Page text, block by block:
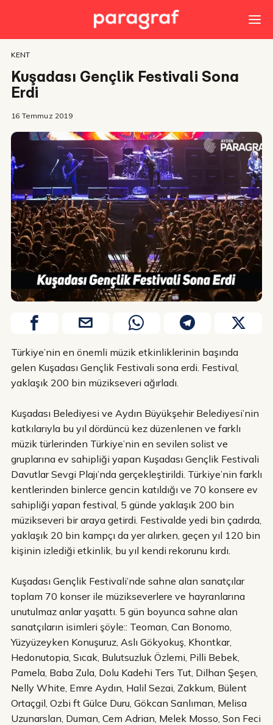
KENT
Kuşadası Gençlik Festivali Sona
Erdi
16 Temmuz 2019
Türkiye’nin en önemli müzik etkinliklerinin başında
gelen Kuşadası Gençlik Festivali sona erdi. Festival,
yaklaşık 200 bin müzikseveri ağırladı.
Kuşadası Belediyesi ve Aydın Büyükşehir Belediyesi’nin
katkılarıyla bu yıl dördüncü kez düzenlenen ve farklı
müzik türlerinden Türkiye’nin en sevilen solist ve
gruplarına ev sahipliği yapan Kuşadası Gençlik Festivali
Davutlar Sevgi Plajı’nda gerçekleştirildi. Türkiye’nin farklı
kentlerinden binlerce gencin katıldığı ve 70 konsere ev
sahipliği yapan festival, 5 günde yaklaşık 200 bin
müzikseveri bir araya getirdi. Festivalde yedi bin çadırda,
yaklaşık 20 bin kampçı da yer alırken, geçen yıl 120 bin
kişinin izlediği etkinlik, bu yıl kendi rekorunu kırdı.
Kuşadası Gençlik Festivali’nde sahne alan sanatçılar
toplam 70 konser ile müzikseverlere ve hayranlarına
unutulmaz anlar yaşattı. 5 gün boyunca sahne alan
sanatçıların isimleri şöyle:: Teoman, Can Bonomo,
Yüzyüzeyken Konuşuruz, Aslı Gökyokuş, Khontkar,
Hedonutopia, Sıcak, Bulutsuzluk Özlemi, Pilli Bebek,
Pamela, Baba Zula, Dolu Kadehi Ters Tut, Dilhan Şeşen,
Nelly White, Emre Aydın, Halil Sezai, Zakkum, Bülent
Ortaçgil, Ozbi ft Gülce Duru, Gökcan Sanlıman, Melisa
Uzunarslan, Duman, Cem Adrian, Melek Mosso, Son Feci